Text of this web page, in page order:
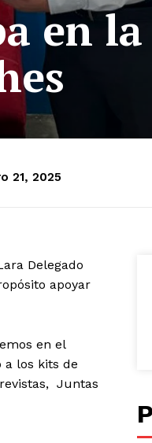
en
21, 2025
Delegado
apoyar
en el
a los kits de
Juntas